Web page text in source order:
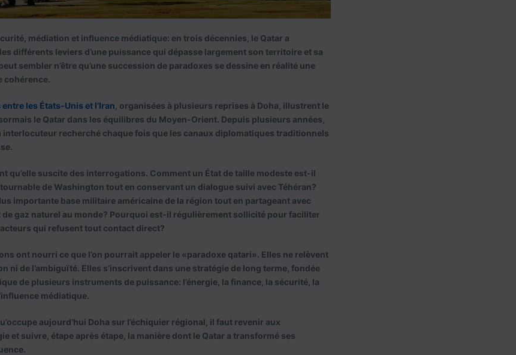
médiation et influence médiatique: en trois décennies, le Qatar a
différents leviers d’une puissance qui dépasse largement son territoire et sa
sembler n’être qu’une succession de paradoxes se dessine en réalité une
cohérence.
les États-Unis et l’Iran , organisées à plusieurs reprises à Doha, illustrent le
le Qatar dans les équilibres du Moyen-Orient. Depuis plusieurs années,
interlocuteur recherché chaque fois que les canaux diplomatiques traditionnels
qu’elle suscite des interrogations. Comment un État de taille modeste est-il
de Washington tout en conservant un dialogue suivi avec Téhéran?
importante base militaire américaine de la région tout en partageant avec
de gaz naturel au monde? Pourquoi est-il régulièrement sollicité pour faciliter
qui refusent tout contact direct?
ont nourri ce que l’on pourrait appeler le «paradoxe qatari». Elles ne relèvent
ni de l’ambiguïté. Elles s’inscrivent dans une stratégie de long terme, fondée
de plusieurs instruments de puissance: l’énergie, la finance, la sécurité, la
médiatique.
aujourd’hui Doha sur l’échiquier régional, il faut revenir aux
et suivre, étape après étape, la manière dont le Qatar a transformé ses